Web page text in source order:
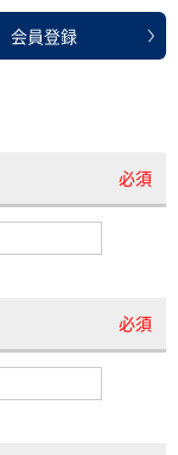
会員登録
必須
必須